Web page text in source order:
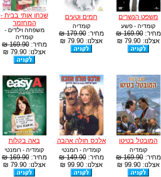
משפט הנשרים
קומדיה - פשע
מחיר:169.90 ₪
אצלנו: 79.90 ₪
חמים וטעים
קומדיה
מחיר:179.90 ₪
אצלנו: 79.90 ₪
שכחו אותי בבית -
המחזמר
משפחה וילדים -
קומדיה
מחיר:169.90 ₪
אצלנו: 79.90 ₪
המובטל בטיטו
קומדיה
מחיר:169.90 ₪
אצלנו: 99.90 ₪
אלכס חולה אהבה
קומדיה - רומנטי
מחיר:149.90 ₪
אצלנו: 99.90 ₪
באה בקלות
קומדיה - רומנטי
מחיר:169.90 ₪
אצלנו: 79.90 ₪